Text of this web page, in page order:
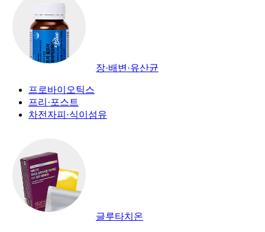
장·배변·유산균
프로바이오틱스
프리·포스트
차전자피·식이섬유
글루타치온